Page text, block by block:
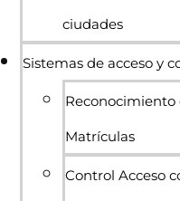
ciudades
Sistemas de acceso y
Reconocimiento
Matrículas
Control Acceso